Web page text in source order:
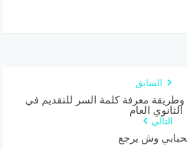
السابق
معرفة كلمة السر للتقديم في
الثانوي العام
التالي
وش يرجع